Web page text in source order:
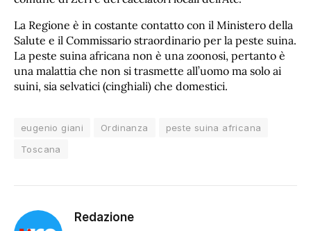
La Regione è in costante contatto con il Ministero della
Salute e il Commissario straordinario per la peste suina.
La peste suina africana non è una zoonosi, pertanto è
una malattia che non si trasmette all’uomo ma solo ai
suini, sia selvatici (cinghiali) che domestici.
eugenio giani Ordinanza
peste suina africana
Toscana
Redazione